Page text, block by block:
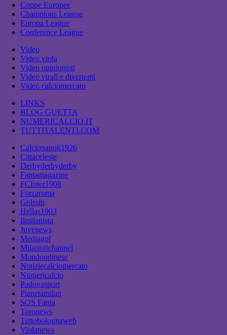
Coppe Europee
Champions League
Europa League
Conference League
Video
Video viola
Video opinionisti
Video virali e divertenti
Video calciomercato
LINKS
BLOG GUETTA
NUMERICALCIO.IT
TUTTITALENTI.COM
Calcionapoli1926
Cittaceleste
Derbyderbyderby
Fantamagazine
FCInter1908
Forzaroma
Golssip
Hellas1903
Ilmilanista
Juvenews
Mediagol
Milanistichannel
Mondoudinese
Notiziecalciomercato
Numericalcio
Padovasport
Pianetamilan
SOS Fanta
Toronews
Tuttobolognaweb
Violanews